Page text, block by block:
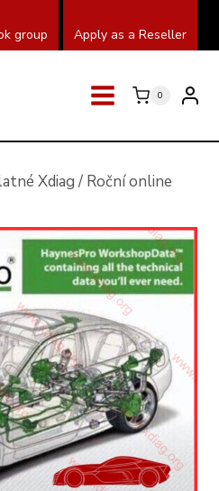
group Apply as a Reseller
0
Xdiag / Roční online